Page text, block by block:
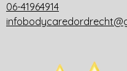
06-41964914